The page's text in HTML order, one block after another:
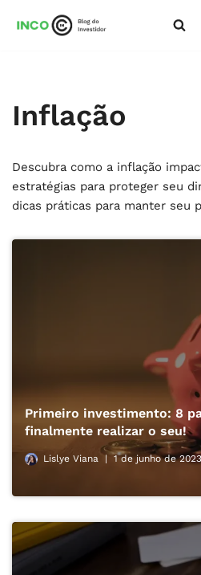
conteúdo
Inflação
Descubra como a inflação
estratégias para proteger seu
dicas práticas para manter seu
Primeiro investimento: 8
finalmente realizar o seu!
Lislye Viana 1 de junho de 2023